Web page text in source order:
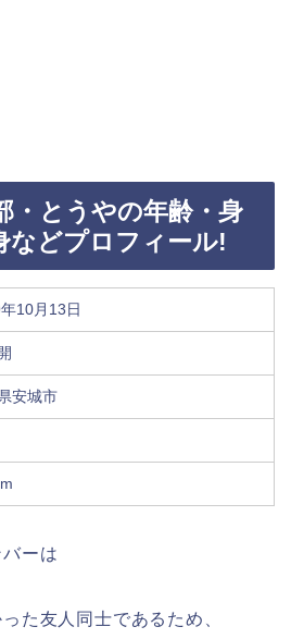
・とうやの年齢・身
などプロフィール!
10月13日
安城市
ーは
た友人同士であるため、